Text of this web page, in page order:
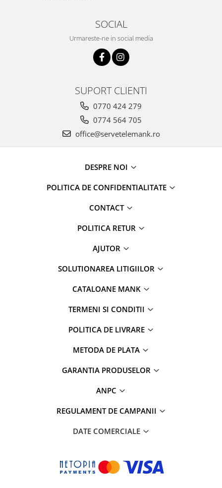
SOCIAL
Urmareste-ne in social media
SUPORT CLIENTI
0770 424 279
0774 564 705
office@servetelemank.ro
DESPRE NOI
POLITICA DE CONFIDENTIALITATE
CONTACT
POLITICA RETUR
AJUTOR
SOLUTIONAREA LITIGIILOR
CATALOANE MANK
TERMENI SI CONDITII
POLITICA DE LIVRARE
METODA DE PLATA
GARANTIA PRODUSELOR
ANPC
REGULAMENT DE CAMPANII
DATE COMERCIALE